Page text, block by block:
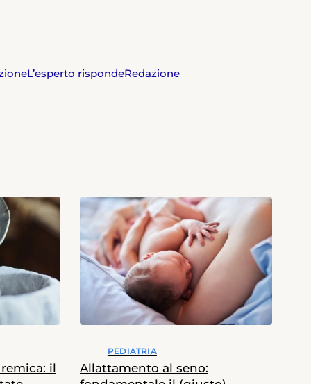
L’esperto rispondeRedazione
il
PEDIATRIA
Allattamento al seno: